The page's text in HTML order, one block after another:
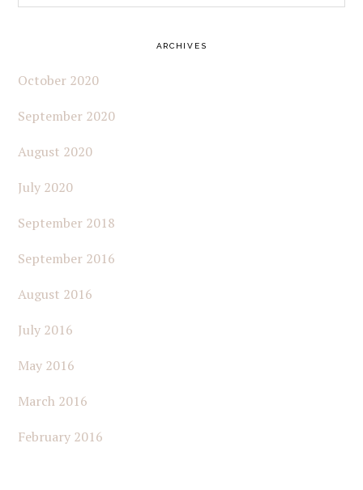
ARCHIVES
October 2020
September 2020
August 2020
July 2020
September 2018
September 2016
August 2016
July 2016
May 2016
March 2016
February 2016